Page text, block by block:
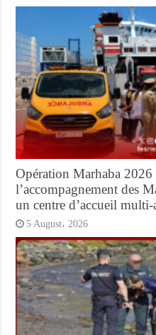
Opération Marhaba 2026
l’accompagnement des
un centre d’accueil
5 August، 2026